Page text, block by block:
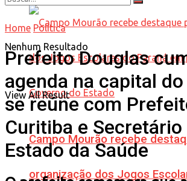
Campo Mourão recebe
organização dos Jogos
Nenhum Resultado
View All Result
Home Política
Prefeito Douglas
agenda na capital
se reúne com
Curitiba e Secretário
Estado da Saúde